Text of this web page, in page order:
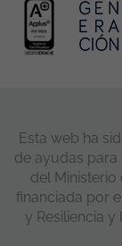
Esta web ha
de ayudas para
del Ministerio
financiada por
y Resiliencia y